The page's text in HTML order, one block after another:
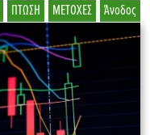
Άνοδος
ΜΕΤΟΧΕΣ
ΠΤΩΣΗ